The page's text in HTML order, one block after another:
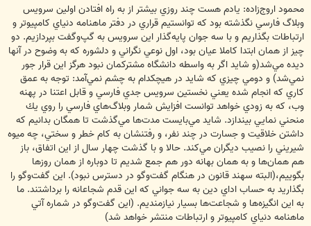
محمود اروج‌زاده: يادم هست چند روزي بيشتر از به راه افتادن اولين سرويس
وبلاگ فارسي نگذشته بود كه توانستيم قراري در دفتر ماهنامه دنياي كامپيوتر و
ارتباطات بگذاريم و با سه جوان پايه‌گذار اين سرويس به گپ‌وگفت بپردازيم. دو
چيز از همان ابتدا كاملا عيان بود، اول نوعي نگراني و دلشوره كه به وضوح در آنها
ديده مي‌شد(و شايد اگر به واسطه دانشگاه مشتركمان نبود هرگز اين قرار جور
نمي‌شد) و دومي چيزي كه شايد در هيچكدام به چشم نمي‌آمد: توجه به عمق
كاري كه انجام شده يعني نخستين سرويس جدي فارسي و قابل اعتنا در پهنه
وب، كه به زودي خواهد توانست افزايش شمار وبلاگ‌هاي فارسي را روي يك
منحني نمايي بيندازد. شايد مي‌بايست مدت‌ها مي‌گذشت تا همگان بدانيم كه
داشتن خلاقيت و جسارت در چند نفر، و رفتنشان به كام خطر و سختي، چه ميوه
شيريني را نصيب ديگران مي‌كند. حالا و با گذشت چهار سال از اين اتفاق، باز
هم همان‌ها و به همان بهانه دور هم جمع شديم تا دوباره از همان روزها
بگوييم،(البته سهند قانون در هنگام گفت‌وگو در دسترس نبود). اين گفت‌وگو را
بگذاريد به حساب اداي دين به سه جواني كه اين قدم شجاعانه را برداشتند. ما
به اين انگيزه‌ها و شجاعت‌ها بسيار نيازمنديم. (اين گفت‌وگو در شماره آتي
ماهنامه دنياي كامپيوتر و ارتباطات منتشر خواهد شد)